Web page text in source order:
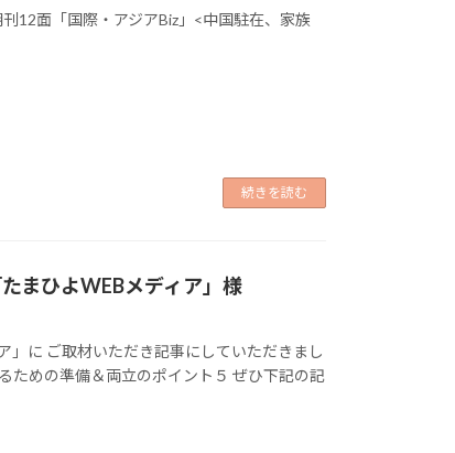
12面「国際・アジアBiz」<中国駐在、家族
続きを読む
まひよWEBメディア」様
」に ご取材いただき記事にしていただきまし
ための準備＆両立のポイント５ ぜひ下記の記